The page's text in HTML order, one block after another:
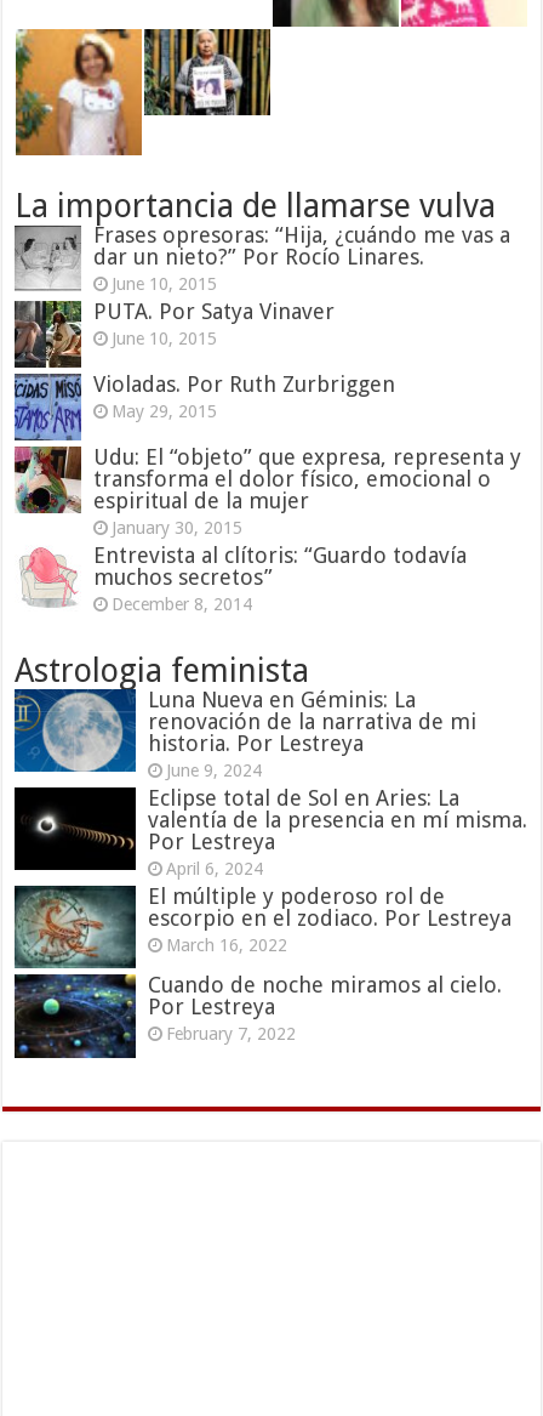
La importancia de llamarse vulva
Frases opresoras: “Hija, ¿cuándo me vas a
dar un nieto?” Por Rocío Linares.
June 10, 2015
PUTA. Por Satya Vinaver
June 10, 2015
Violadas. Por Ruth Zurbriggen
May 29, 2015
Udu: El “objeto” que expresa, representa y
transforma el dolor físico, emocional o
espiritual de la mujer
January 30, 2015
Entrevista al clítoris: “Guardo todavía
muchos secretos”
December 8, 2014
Astrologia feminista
Luna Nueva en Géminis: La
renovación de la narrativa de mi
historia. Por Lestreya
June 9, 2024
Eclipse total de Sol en Aries: La
valentía de la presencia en mí misma.
Por Lestreya
April 6, 2024
El múltiple y poderoso rol de
escorpio en el zodiaco. Por Lestreya
March 16, 2022
Cuando de noche miramos al cielo.
Por Lestreya
February 7, 2022